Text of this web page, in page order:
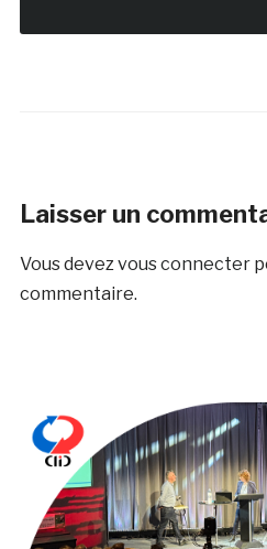
Laisser un
Vous devezvous connecter
commentaire.